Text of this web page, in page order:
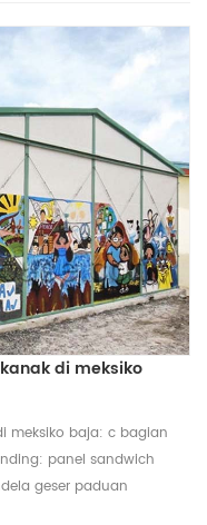
di meksiko
meksiko baja: c bagian
panel sandwich
geser paduan
sichuan inisekitar 3000